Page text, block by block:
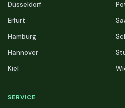
Düsseldorf
Erfurt
Hamburg
Hannover
Kiel
SERVICE